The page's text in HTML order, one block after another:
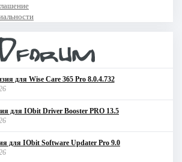
для Wise Care 365 Pro 8.0.4.732
для IObit Driver Booster PRO 13.5
для IObit Software Updater Pro 9.0